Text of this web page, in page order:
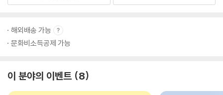
해외배송 가능
문화비소득공제 가능
이 분야의 이벤트 8